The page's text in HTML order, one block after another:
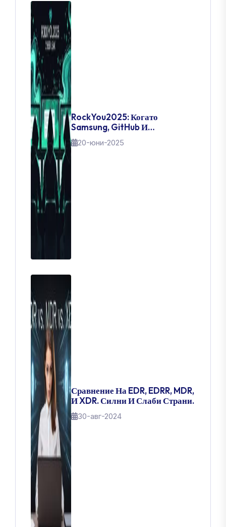
RockYou2025: Когато
Samsung, GitHub И
Правителства Паднаха –
Денят, В Който 16 Милиарда
20-юни-2025
Сравнение На EDR, EDRR, MDR,
И XDR. Силни И Слаби Страни.
30-авг-2024